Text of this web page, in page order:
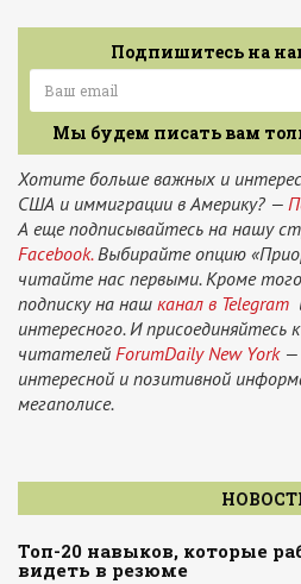
Подпишитесь на
Мы будем писать вам
Хотите больше важных и
США и иммиграции в Америку? —
А еще подписывайтесь на нашу
Facebook.Выбирайте опцию
читайте нас первыми. Кроме
подписку на наш канал в Telegram
интересного. И присоединяйтесь
читателей ForumDaily New York—
интересной и позитивной
мегаполисе.
Топ-20 навыков, которые
видеть в резюме